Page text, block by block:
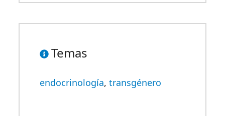
Temas
endocrinología, transgénero